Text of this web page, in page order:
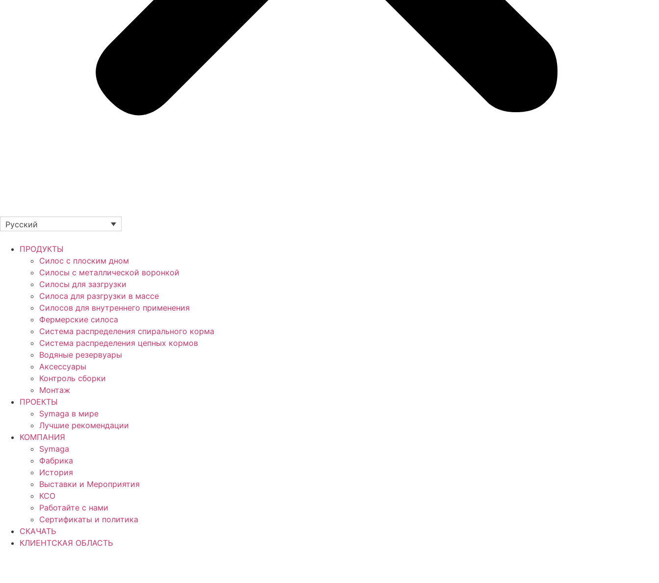
Русский
ПРОДУКТЫ
Силос с плоским дном
Силосы с металлической воронкой
Силосы для зазгрузки
Силоса для разгрузки в массе
Силосов для внутреннего применения
Фермерские силоса
Система распределения спирального корма
Система распределения цепных кормов
Водяные резервуары
Аксессуары
Контроль сборки
Монтаж
ПРОЕКТЫ
Symaga в мире
Лучшие рекомендации
КОМПАНИЯ
Symaga
Фабрика
История
Выставки и Мероприятия
КСО
Работайте с нами
Сертификаты и политика
СКАЧАТЬ
КЛИЕНТСКАЯ ОБЛАСТЬ